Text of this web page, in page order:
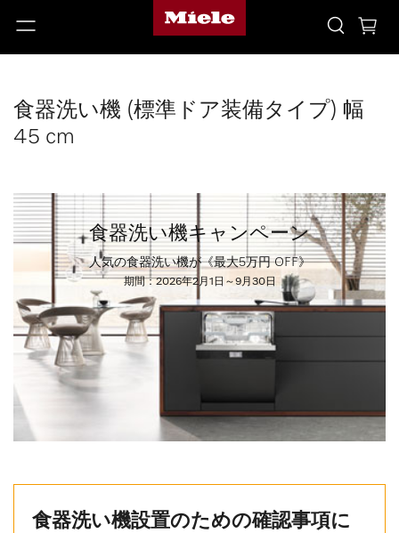
食器洗い機 (標準ドア装備タイプ) 幅
45 cm
食器洗い機キャンペーン
人気の食器洗い機が《最大5万円 OFF》
期間：2026年2月1日～9月30日
食器洗い機設置のための確認事項に